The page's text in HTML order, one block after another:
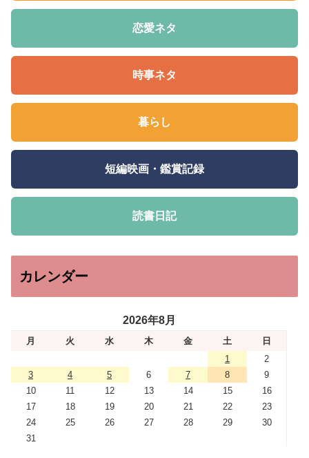
恋愛ネタ
時事ネタ
暮らし
短編映画・鑑賞記録
読書日記
カレンダー
2026年8月
月 火 水 木 金 土
日
1
2
3
4 5 6 7 8
9
10
11 12 13 14 15
16
17
18 19 20 21 22
23
24
25 26 27 28 29
30
31